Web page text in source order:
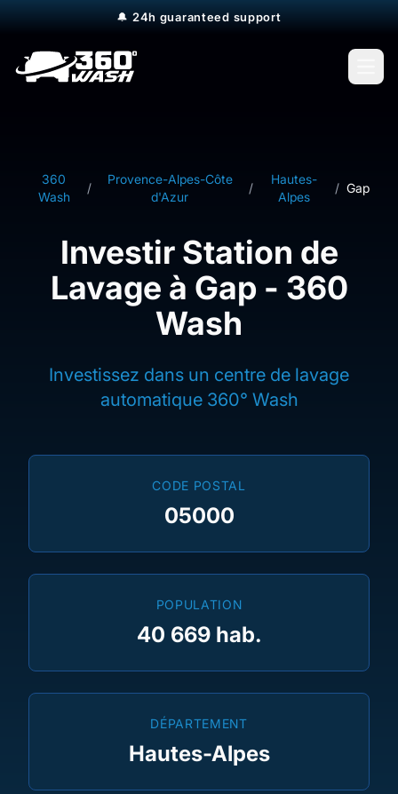
🔔 24h guaranteed support
360
Wash
/
Provence-Alpes-Côte
d'Azur
/
Hautes-
Alpes
/ Gap
Investir Station de
Lavage à Gap - 360
Wash
Investissez dans un centre de lavage
automatique 360° Wash
CODE POSTAL
05000
POPULATION
40 669 hab.
DÉPARTEMENT
Hautes-Alpes